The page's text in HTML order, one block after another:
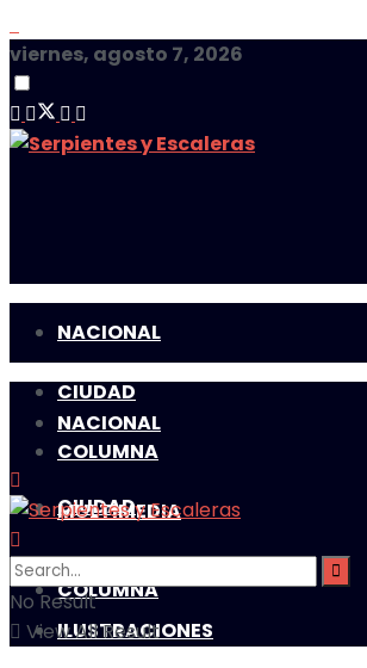
viernes, agosto 7, 2026
NACIONAL
CIUDAD
COLUMNA
MULTIMEDIA
MUNDO
ILUSTRACIONES
NACIONAL
CIUDAD
COLUMNA
No Result
View All Result